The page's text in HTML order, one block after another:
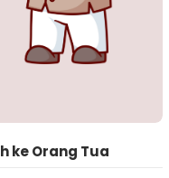
ke Orang Tua